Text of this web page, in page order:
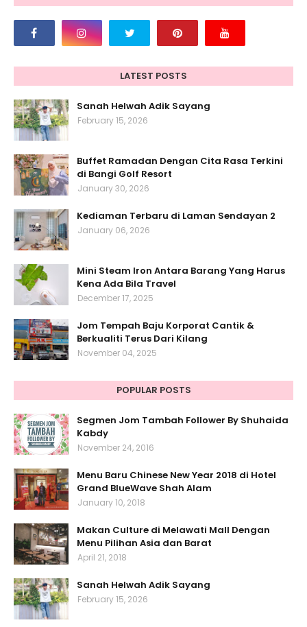
LATEST POSTS
Sanah Helwah Adik Sayang
February 15, 2026
Buffet Ramadan Dengan Cita Rasa Terkini
di Bangi Golf Resort
January 30, 2026
Kediaman Terbaru di Laman Sendayan 2
January 06, 2026
Mini Steam Iron Antara Barang Yang Harus
Kena Ada Bila Travel
December 17, 2025
Jom Tempah Baju Korporat Cantik &
Berkualiti Terus Dari Kilang
November 04, 2025
POPULAR POSTS
Segmen Jom Tambah Follower By Shuhaida
Kabdy
November 24, 2016
Menu Baru Chinese New Year 2018 di Hotel
Grand BlueWave Shah Alam
January 10, 2018
Makan Culture di Melawati Mall Dengan
Menu Pilihan Asia dan Barat
April 21, 2018
Sanah Helwah Adik Sayang
February 15, 2026